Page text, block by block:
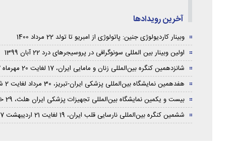
آخرین رویدادها
وبینار کاردیولوژی جنین: پاتولوژی از امبریو تا تولد 22 مرداد 1400
اولین وبینار بین المللی سونوگرافی در پروسیجرهای درد 22 آبان 1399
شانزدهمین کنگره بین‌المللی زنان و مامایی ایران، 17 لغایت 20 مهرماه 1397
هفدهمین نمایشگاه بین‌المللی پزشکی ایران-تبریز، 30 مرداد لغایت 2 شهریور 1397
بیست و یکمین نمایشگاه بین‌المللی تجهیزات پزشکی ایران هلث، 29 خرداد لغایت 1 تیر 1397
ششمین کنگره بین‌المللی نارسایی قلب ایران، 19 لغایت 21 اردیبهشت 1397